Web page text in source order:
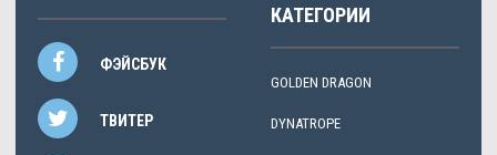
ФЭЙСБУК
ТВИТЕР
КАТЕГОРИИ
GOLDEN DRAGON
DYNATROPE